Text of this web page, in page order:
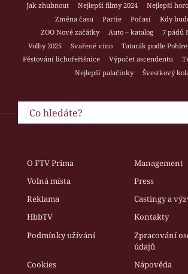
Jak zhubnout Nejlepší filmy 2024 Nejlepší
Změna času
Partie Počasí
Kdy
ZOO Nové začátky
Auto – katalog
7 pádů
Volby 2025
Svařené víno Tatarák podle
Pěstování lichořeřišnice
Výpočet ascendentu
Nejlepší palačinky
Švestkový
O FTV Prima
Management
Volná místa
Press
Reklama
Castingy a
HbbTV
Kontakty
Podmínky užívání
Zpracování
údajů
Cookies
Nápověda